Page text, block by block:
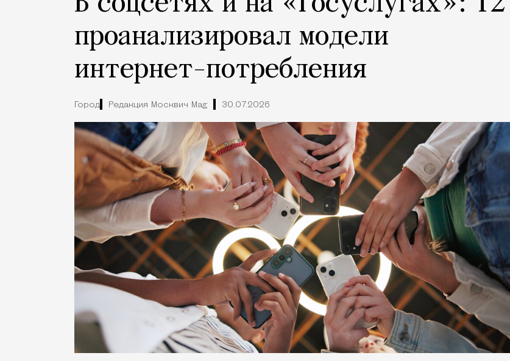
проанализировал модели
интернет-потребления
Город Редакция Москвич Mag 30.07.2026